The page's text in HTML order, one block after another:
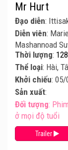
Mr Hurt
Đạo diễn:
Diễn viên:
Mashannoad
Thời lượng:
Thể loại: Hài,
Khởi chiếu: 05/
Sản xuất:
Đối tượng:
ở mọi độ tuổi
Trailer